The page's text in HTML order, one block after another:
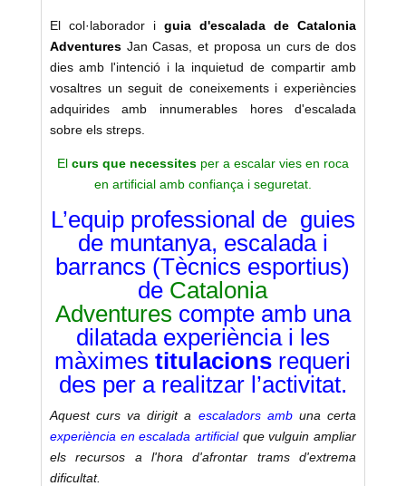
El col·laborador i guia d'escalada de Catalonia
AdventuresJan Casas, et proposa un curs de dos
dies amb l'intenció i la inquietud de compartir amb
vosaltres un seguit de coneixements i experiències
adquirides amb innumerables hores d'escalada
sobre els streps.
El curs que necessitesper a escalar vies en roca
en artificial amb confiança i seguretat.
L’equip professional de guies
de muntanya, escalada i
barrancs (Tècnics esportius)
de Catalonia
Adventures compte amb una
dilatada experiència i les
màximestitulacions requeri
des per a realitzar l’activitat.
Aquest curs va dirigit a escaladors ambuna certa
experiència en escalada artificialque vulguin ampliar
els recursos a l'hora d'afrontar trams d'extrema
dificultat.